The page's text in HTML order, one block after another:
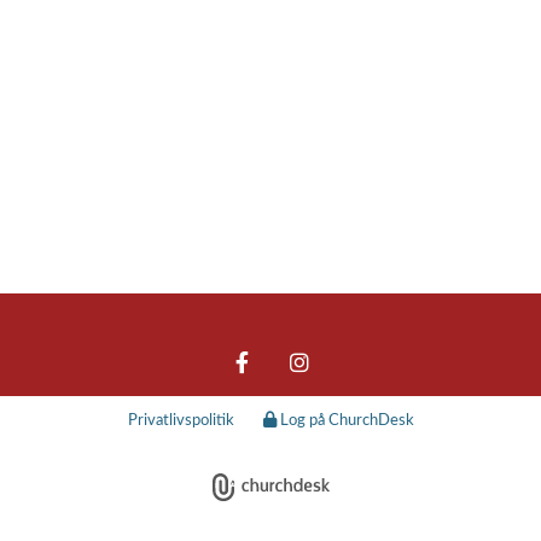
Privatlivspolitik Log på ChurchDesk